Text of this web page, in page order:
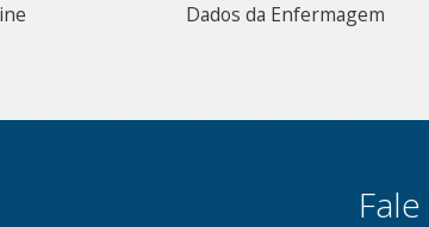
Dados da Enfermagem